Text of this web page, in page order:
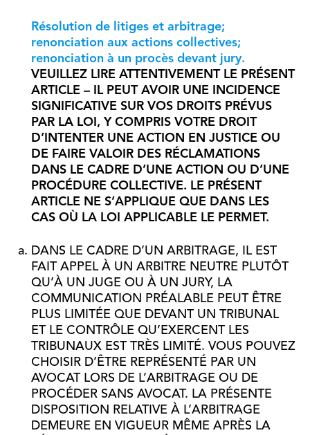
Résolution de litiges et arbitrage;
renonciation aux actions collectives;
renonciation à un procès devant jury.
VEUILLEZ LIRE ATTENTIVEMENT LE PRÉSENT
ARTICLE – IL PEUT AVOIR UNE INCIDENCE
SIGNIFICATIVE SUR VOS DROITS PRÉVUS
PAR LA LOI, Y COMPRIS VOTRE DROIT
D’INTENTER UNE ACTION EN JUSTICE OU
DE FAIRE VALOIR DES RÉCLAMATIONS
DANS LE CADRE D’UNE ACTION OU D’UNE
PROCÉDURE COLLECTIVE. LE PRÉSENT
ARTICLE NE S’APPLIQUE QUE DANS LES
CAS OÙ LA LOI APPLICABLE LE PERMET.
DANS LE CADRE D’UN ARBITRAGE, IL EST
FAIT APPEL À UN ARBITRE NEUTRE PLUTÔT
QU’À UN JUGE OU À UN JURY, LA
COMMUNICATION PRÉALABLE PEUT ÊTRE
PLUS LIMITÉE QUE DEVANT UN TRIBUNAL
ET LE CONTRÔLE QU’EXERCENT LES
TRIBUNAUX EST TRÈS LIMITÉ. VOUS POUVEZ
CHOISIR D’ÊTRE REPRÉSENTÉ PAR UN
AVOCAT LORS DE L’ARBITRAGE OU DE
PROCÉDER SANS AVOCAT. LA PRÉSENTE
DISPOSITION RELATIVE À L’ARBITRAGE
DEMEURE EN VIGUEUR MÊME APRÈS LA